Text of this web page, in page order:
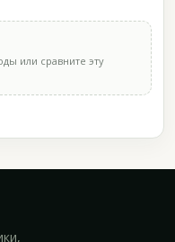
или сравните эту